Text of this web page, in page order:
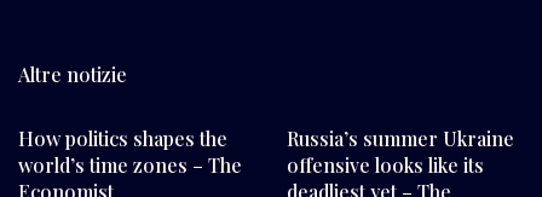
Altre notizie
How politics shapes the
world’s time zones – The
Economist
Russia’s summer Ukraine
offensive looks like its
deadliest yet – The